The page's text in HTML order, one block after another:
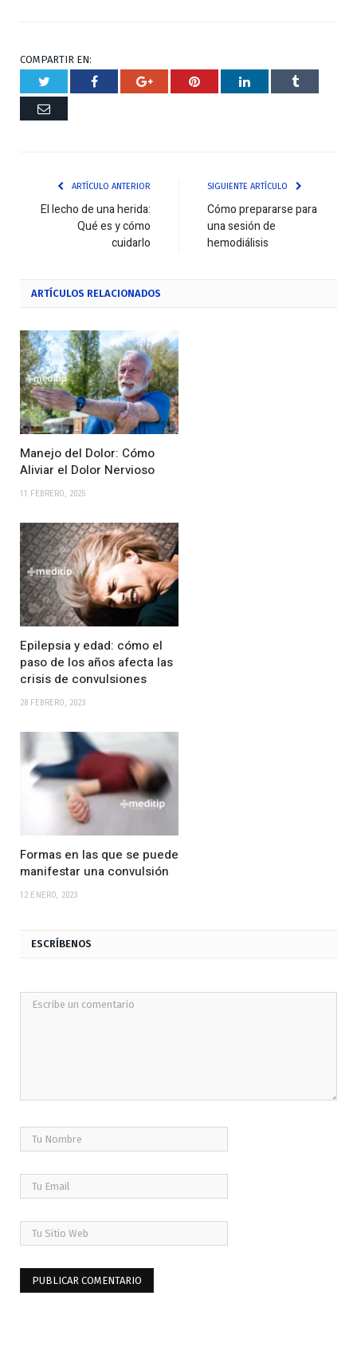
COMPARTIR EN:
Twitter Facebook Google+ Pinterest RespuestaTumblr
Correo
ARTÍCULO ANTERIOR
El lecho de una herida:
Qué es y cómo
cuidarlo
SIGUIENTE ARTÍCULO
Cómo prepararse para
una sesión de
hemodiálisis
ARTÍCULOS RELACIONADOS
Manejo del Dolor: Cómo
Aliviar el Dolor Nervioso
11 FEBRERO, 2025
Epilepsia y edad: cómo el
paso de los años afecta las
crisis de convulsiones
28 FEBRERO, 2023
Formas en las que se puede
manifestar una convulsión
12 ENERO, 2023
ESCRÍBENOS